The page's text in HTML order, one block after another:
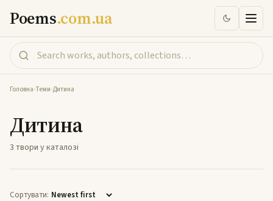
Poems.com.ua
Головна-Теми-Дитина
Дитина
3 твори у каталозі
Сортувати: